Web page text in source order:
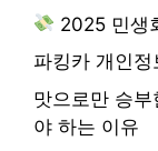
2025 민생
파킹카 개인정
맛으로만 승부
야 하는 이유